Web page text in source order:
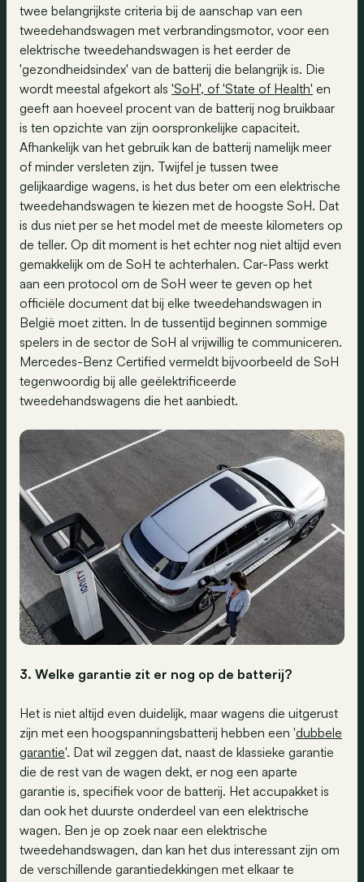
twee belangrijkste criteria bij de aanschap van een
tweedehandswagen met verbrandingsmotor, voor een
elektrische tweedehandswagen is het eerder de
'gezondheidsindex' van de batterij die belangrijk is. Die
wordt meestal afgekort als 'SoH', of 'State of Health' en
geeft aan hoeveel procent van de batterij nog bruikbaar
is ten opzichte van zijn oorspronkelijke capaciteit.
Afhankelijk van het gebruik kan de batterij namelijk meer
of minder versleten zijn. Twijfel je tussen twee
gelijkaardige wagens, is het dus beter om een elektrische
tweedehandswagen te kiezen met de hoogste SoH. Dat
is dus niet per se het model met de meeste kilometers op
de teller. Op dit moment is het echter nog niet altijd even
gemakkelijk om de SoH te achterhalen. Car-Pass werkt
aan een protocol om de SoH weer te geven op het
officiële document dat bij elke tweedehandswagen in
België moet zitten. In de tussentijd beginnen sommige
spelers in de sector de SoH al vrijwillig te communiceren.
Mercedes-Benz Certified vermeldt bijvoorbeeld de SoH
tegenwoordig bij alle geëlektrificeerde
tweedehandswagens die het aanbiedt.
3. Welke garantie zit er nog op de batterij?
Het is niet altijd even duidelijk, maar wagens die uitgerust
zijn met een hoogspanningsbatterij hebben een 'dubbele
garantie'. Dat wil zeggen dat, naast de klassieke garantie
die de rest van de wagen dekt, er nog een aparte
garantie is, specifiek voor de batterij. Het accupakket is
dan ook het duurste onderdeel van een elektrische
wagen. Ben je op zoek naar een elektrische
tweedehandswagen, dan kan het dus interessant zijn om
de verschillende garantiedekkingen met elkaar te